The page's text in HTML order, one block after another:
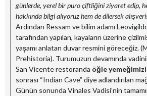
günlerde, yerel bir puro çiftliğini ziyaret edip,
hakkında bilgi alıyoruz hem de dilersek
Ardından Ressam ve bilim adamı
tarafından yapılan, kayaların üzerine
yaşamı anlatan duvar resmini göreceğiz.
Prehistoria). Turumuzun devamında
San Vicente restoranda öğle yemeğimizi
sonrası “Indian Cave” diye adlandırılan
Günün sonunda Vinales Vadisi’nin